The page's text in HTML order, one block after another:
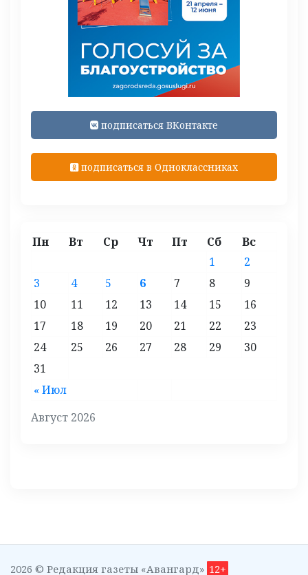
подписаться ВКонтакте
подписаться в Одноклассниках
Август 2026
Пн Вт Ср Чт Пт Сб Вс
« Июл
1
2
3
4 5 6 7 8
9
10
11 12 13 14 15
16
17
18 19 20 21 22
23
24
25 26 27 28 29
30
31
2026 © Редакция газеты «Авангард» 12+